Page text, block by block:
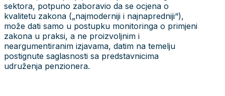
sektora, potpuno zaboravio da se ocjena o
kvalitetu zakona („najmoderniji i najnapredniji“),
može dati samo u postupku monitoringa o primjeni
zakona u praksi, a ne proizvoljnim i
neargumentiranim izjavama, datim na temelju
postignute saglasnosti sa predstavnicima
udruženja penzionera.